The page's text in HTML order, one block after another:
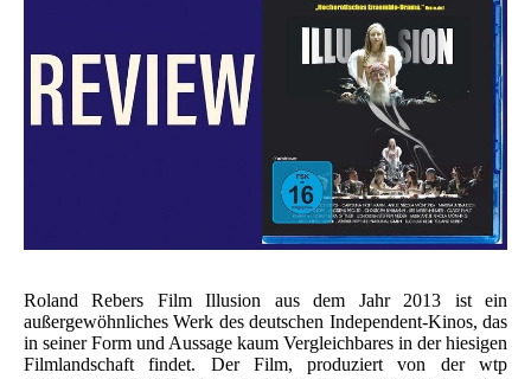
Roland Rebers Film Illusion aus dem Jahr 2013 ist ein
außergewöhnliches Werk des deutschen Independent-Kinos, das
in seiner Form und Aussage kaum Vergleichbares in der hiesigen
Filmlandschaft findet. Der Film, produziert von der wtp